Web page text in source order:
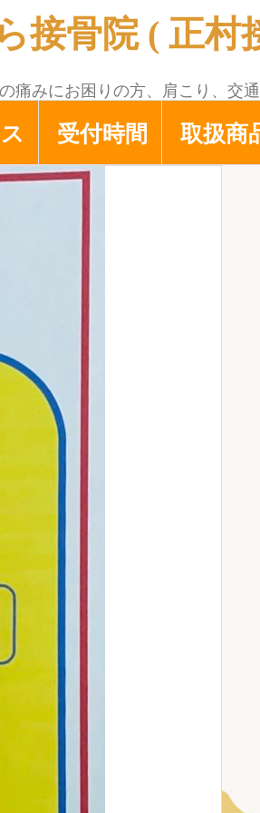
接骨院 ( 正村
みにお困りの方、肩こり、交通
受付時間 取扱商